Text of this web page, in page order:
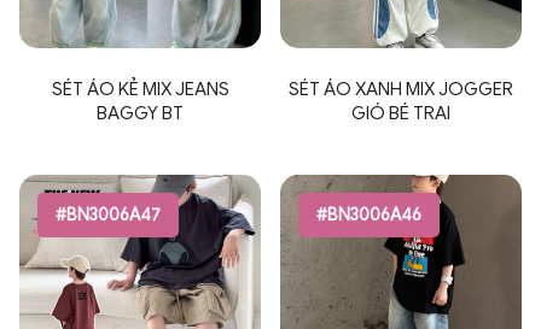
SÉT ÁO KẺ MIX JEANS
BAGGY BT
SÉT ÁO XANH MIX JOGGER
GIÓ BÉ TRAI
#BN3006A47 #BN3006A46